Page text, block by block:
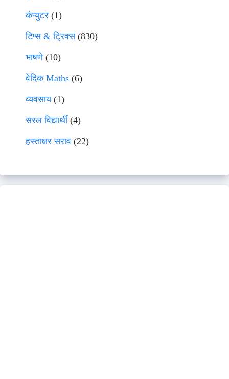
कंप्युटर (1)
टिप्स & ट्रिक्स(830)
भाषणे(10)
वेदिक Maths (6)
व्यवसाय(1)
सरल विद्यार्थी(4)
हस्ताक्षर सराव (22)